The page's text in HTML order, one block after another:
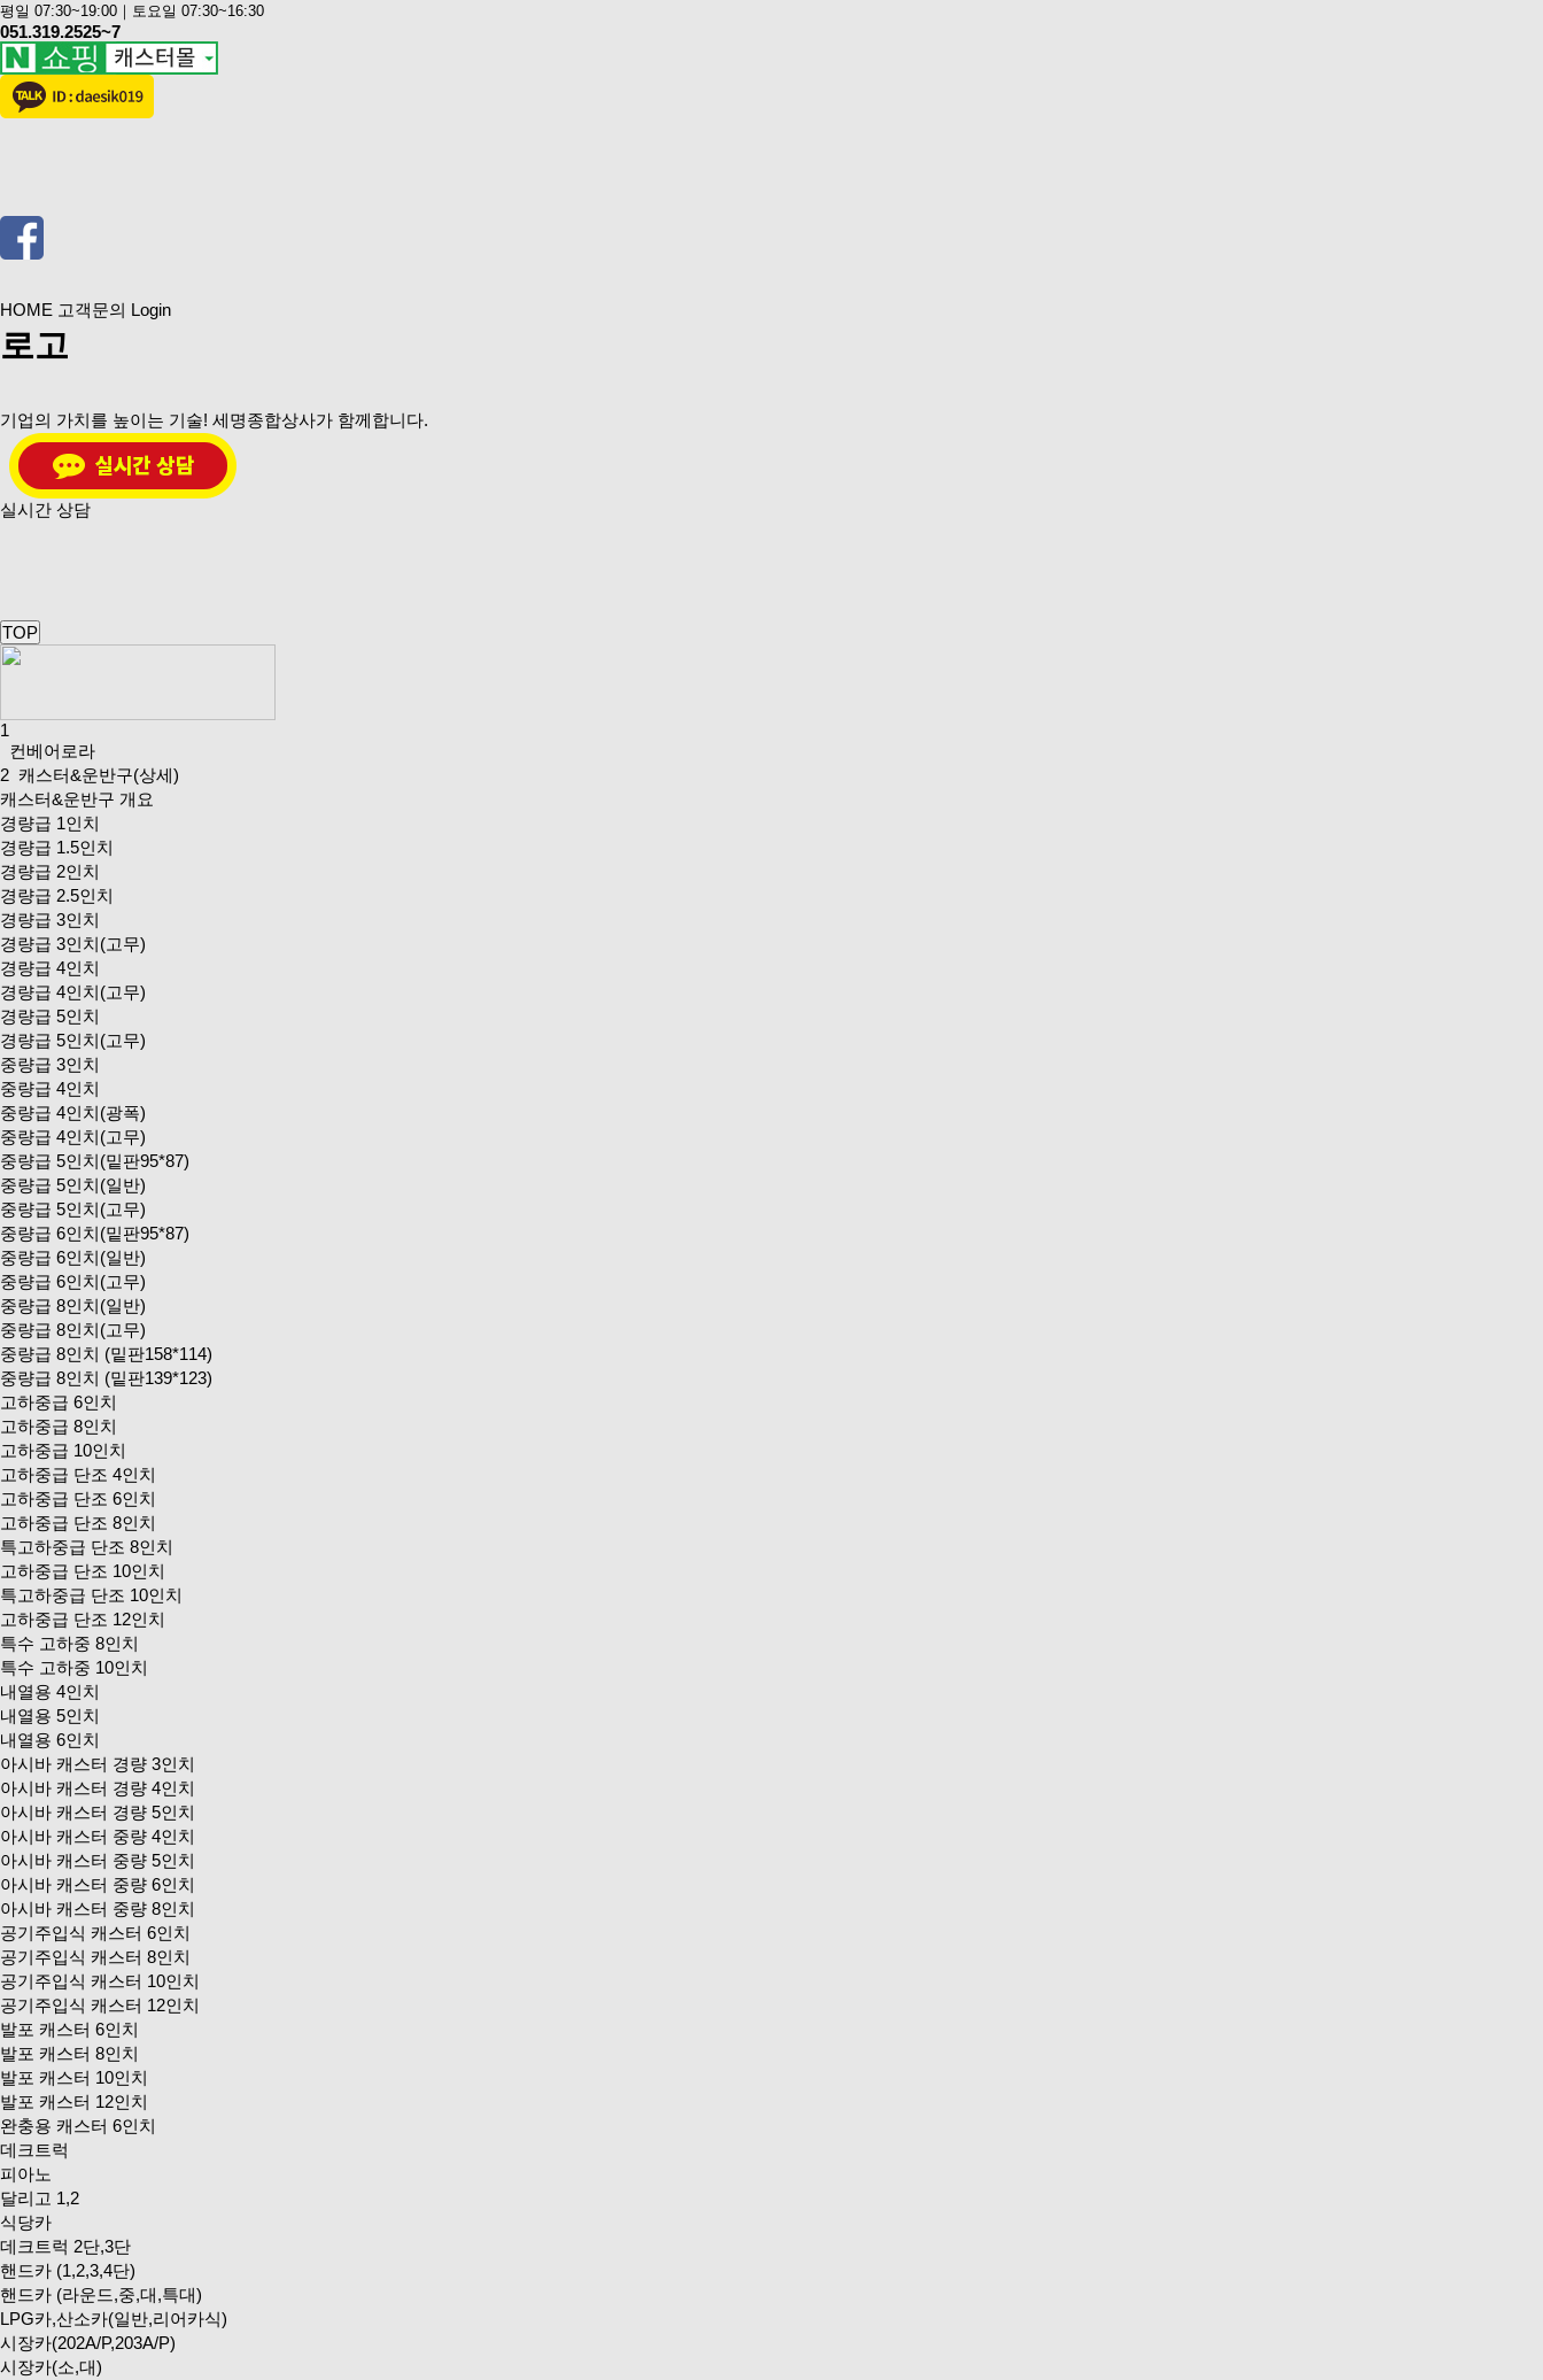
평일 07:30~19:00｜토요일 07:30~16:30
051.319.2525~7
HOME 고객문의 Login
로고
기업의 가치를 높이는 기술! 세명종합상사가 함께합니다.
실시간 상담
TOP
1
컨베어로라
2 캐스터&운반구(상세)
캐스터&운반구 개요
경량급 1인치
경량급 1.5인치
경량급 2인치
경량급 2.5인치
경량급 3인치
경량급 3인치(고무)
경량급 4인치
경량급 4인치(고무)
경량급 5인치
경량급 5인치(고무)
중량급 3인치
중량급 4인치
중량급 4인치(광폭)
중량급 4인치(고무)
중량급 5인치(밑판95*87)
중량급 5인치(일반)
중량급 5인치(고무)
중량급 6인치(밑판95*87)
중량급 6인치(일반)
중량급 6인치(고무)
중량급 8인치(일반)
중량급 8인치(고무)
중량급 8인치 (밑판158*114)
중량급 8인치 (밑판139*123)
고하중급 6인치
고하중급 8인치
고하중급 10인치
고하중급 단조 4인치
고하중급 단조 6인치
고하중급 단조 8인치
특고하중급 단조 8인치
고하중급 단조 10인치
특고하중급 단조 10인치
고하중급 단조 12인치
특수 고하중 8인치
특수 고하중 10인치
내열용 4인치
내열용 5인치
내열용 6인치
아시바 캐스터 경량 3인치
아시바 캐스터 경량 4인치
아시바 캐스터 경량 5인치
아시바 캐스터 중량 4인치
아시바 캐스터 중량 5인치
아시바 캐스터 중량 6인치
아시바 캐스터 중량 8인치
공기주입식 캐스터 6인치
공기주입식 캐스터 8인치
공기주입식 캐스터 10인치
공기주입식 캐스터 12인치
발포 캐스터 6인치
발포 캐스터 8인치
발포 캐스터 10인치
발포 캐스터 12인치
완충용 캐스터 6인치
데크트럭
피아노
달리고 1,2
식당카
데크트럭 2단,3단
핸드카 (1,2,3,4단)
핸드카 (라운드,중,대,특대)
LPG카,산소카(일반,리어카식)
시장카(202A/P,203A/P)
시장카(소,대)